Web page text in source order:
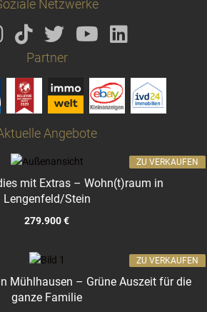
Netzwerke
Partner
Angebote
mit Extras – Wohn(t)raum in
Lengenfeld/Stein
279.900 €
ZU VERKAUFEN
Mühlhausen – Grüne Auszeit für die
ganze Familie
ZU VERKAUFEN